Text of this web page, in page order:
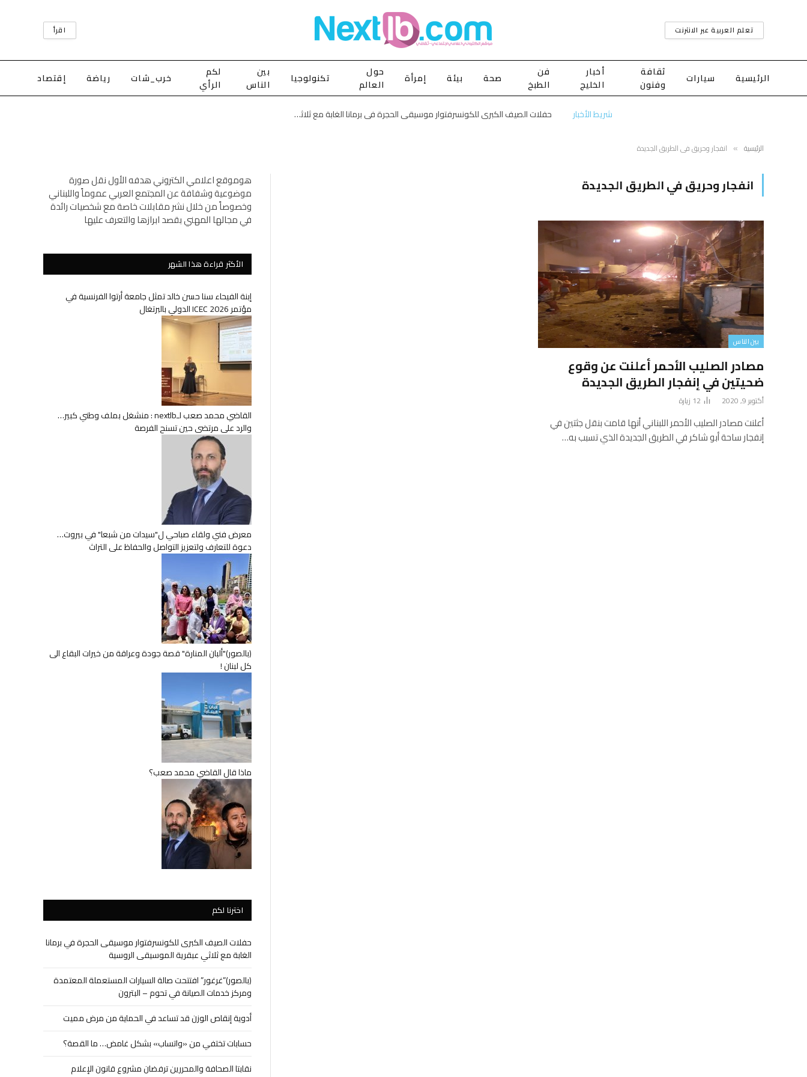
تعلم العربية عبر الانترنت اقرأ
الرئيسية سيارات
ثقافة
وفنون
أخبار
الخليج
فن
الطبخ
صحة بيئة إمرأة
حول
العالم
تكنولوجيا
بين
الناس
لكم
الرأي
خرب_شات رياضة إقتصاد
شريط الأخبار حفلات الصيف الكبرى للكونسرفتوار موسيقى الحجرة في برمانا الغابة مع ثلاثي عبقرية الموسيقى الروسية
الرئيسية » انفجار وحريق في الطريق الجديدة
انفجار وحريق في الطريق الجديدة
بين الناس
مصادر الصليب الأحمر أعلنت عن وقوع
ضحيتين في إنفجار الطريق الجديدة
أكتوبر 9, 2020 12 زيارة
أعلنت مصادر الصليب الأحمر اللبناني أنها قامت بنقل جثتين في
إنفجار ساحة أبو شاكر في الطريق الجديدة الذي تسبب به…
هوموقع اعلامي الكتروني هدفه الأول نقل صورة
موضوعية وشفافة عن المجتمع العربي عموماً واللبناني
وخصوصاً من خلال نشر مقابلات خاصة مع شخصيات رائدة
في مجالها المهني بقصد ابرازها والتعرف عليها
الأكثر قراءة هذا الشهر
إبنة الفيحاء سنا حسن خالد تمثل جامعة أرتوا الفرنسية في
مؤتمر ICEC 2026 الدولي بالبرتغال
القاضي محمد صعب لـnextlb : منشغل بملف وطني كبير…
والرد على مرتضى حين تسنح الفرصة
معرض فني ولقاء صباحي ل"سيدات من شبعا" في بيروت…
دعوة للتعارف ولتعزيز التواصل والحفاظ على التراث
(بالصور)"ألبان المنارة" قصة جودة وعراقة من خيرات البقاع الى
كل لبنان !
ماذا قال القاضي محمد صعب؟
اخترنا لكم
حفلات الصيف الكبرى للكونسرفتوار موسيقى الحجرة في برمانا
الغابة مع ثلاثي عبقرية الموسيقى الروسية
(بالصور)”غرغور” افتتحت صالة السيارات المستعملة المعتمدة
ومركز خدمات الصيانة في تحوم – البترون
أدوية إنقاص الوزن قد تساعد في الحماية من مرض مميت
حسابات تختفي من «واتساب» بشكل غامض… ما القصة؟
نقابتا الصحافة والمحررين ترفضان مشروع قانون الإعلام